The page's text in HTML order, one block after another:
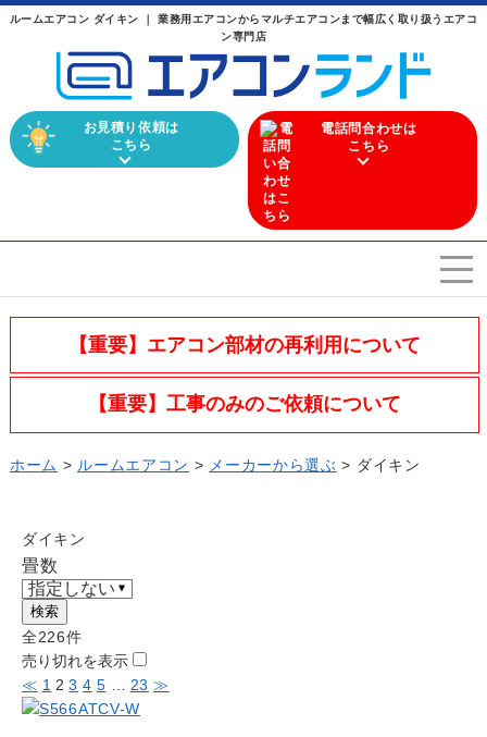
ルームエアコン ダイキン ｜ 業務用エアコンからマルチエアコンまで幅広く取り扱うエアコ
ン専門店
お見積り依頼は
こちら
電話問合わせは
こちら
エアコンを選ぶ
Airconditioner search
店舗案内
施工実績
お見積り依頼はこちら
【重要】エアコン部材の再利用について
【重要】工事のみのご依頼について
ホーム > ルームエアコン > メーカーから選ぶ > ダイキン
ダイキン
畳数
検索
全226件
売り切れを表示
≪ 1 2 3 4 5 23 ≫